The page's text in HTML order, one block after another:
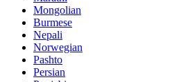
Mongolian
Burmese
Nepali
Norwegian
Pashto
Persian